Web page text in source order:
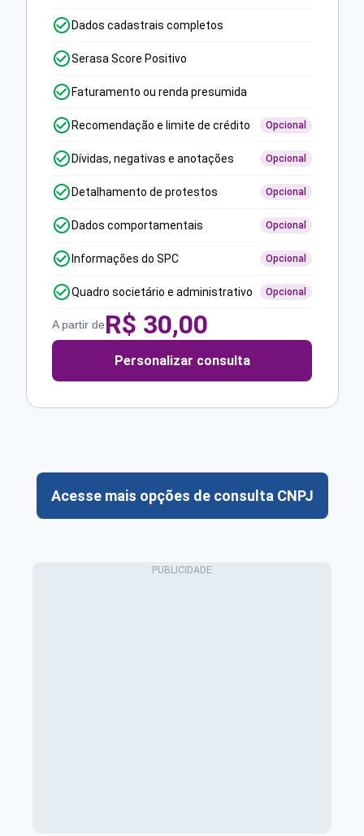
Dados cadastrais completos
Serasa Score Positivo
Faturamento ou renda presumida
Recomendação e limite de crédito Opcional
Dívidas, negativas e anotações Opcional
Detalhamento de protestos Opcional
Dados comportamentais Opcional
Informações do SPC Opcional
Quadro societário e administrativo Opcional
A partir deR$ 30,00
Personalizar consulta
Acesse mais opções de consulta CNPJ